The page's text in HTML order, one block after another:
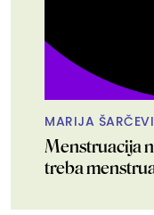
MARIJA
Menstruacija
treba